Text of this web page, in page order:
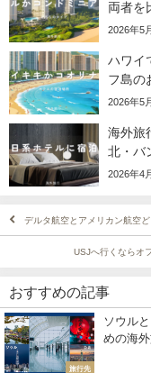
両者を
2026年5
ハワイ
フ島の
2026年5
海外旅
北・バ
2026年4
デルタ航空とアメリカン航空
USJへ行くならオ
おすすめの記事
旅行先
ソウル
めの海